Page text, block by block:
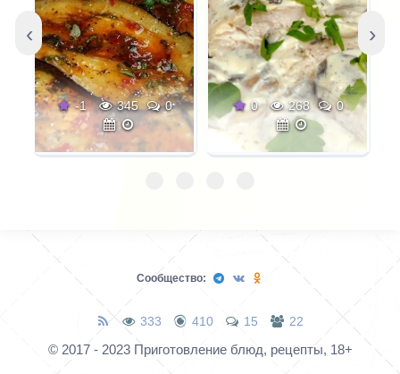
затем на свой вкус.
Например, взять алычу
послаще или покислее,
поэкспериментировать
с травами и зеленью,
добавить или убавить
-1 345 0 0 268 0
‹ ›
Сообщество:
333 410 15 22
© 2017 - 2023 Приготовление блюд, рецепты, 18+